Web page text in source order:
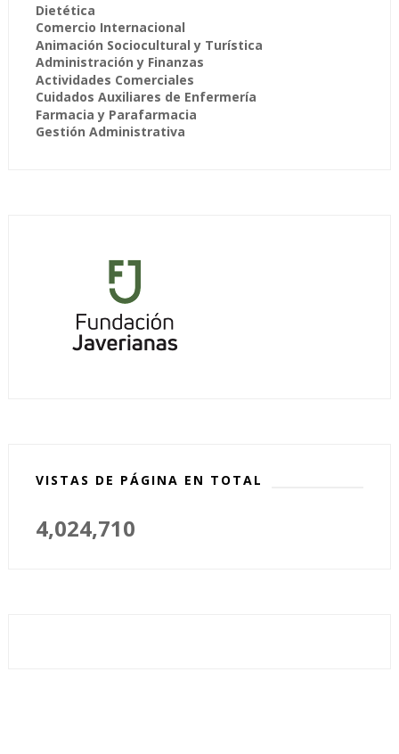
Dietética
Comercio Internacional
Animación Sociocultural y Turística
Administración y Finanzas
Actividades Comerciales
Cuidados Auxiliares de Enfermería
Farmacia y Parafarmacia
Gestión Administrativa
VISTAS DE PÁGINA EN TOTAL
4,024,710